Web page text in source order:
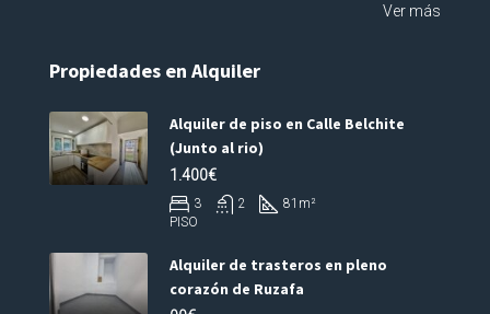
Ver más
Propiedades en Alquiler
Alquiler de piso en Calle Belchite
(Junto al rio)
1.400€
3 2 81 m²
PISO
Alquiler de trasteros en pleno
corazón de Ruzafa